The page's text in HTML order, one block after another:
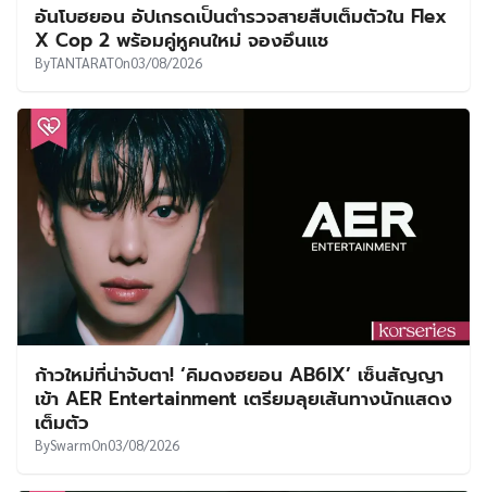
อันโบฮยอน อัปเกรดเป็นตำรวจสายสืบเต็มตัวใน Flex
X Cop 2 พร้อมคู่หูคนใหม่ จองอึนแช
ByTANTARATOn03/08/2026
ก้าวใหม่ที่น่าจับตา! ‘คิมดงฮยอน AB6IX’ เซ็นสัญญา
เข้า AER Entertainment เตรียมลุยเส้นทางนักแสดง
เต็มตัว
BySwarmOn03/08/2026